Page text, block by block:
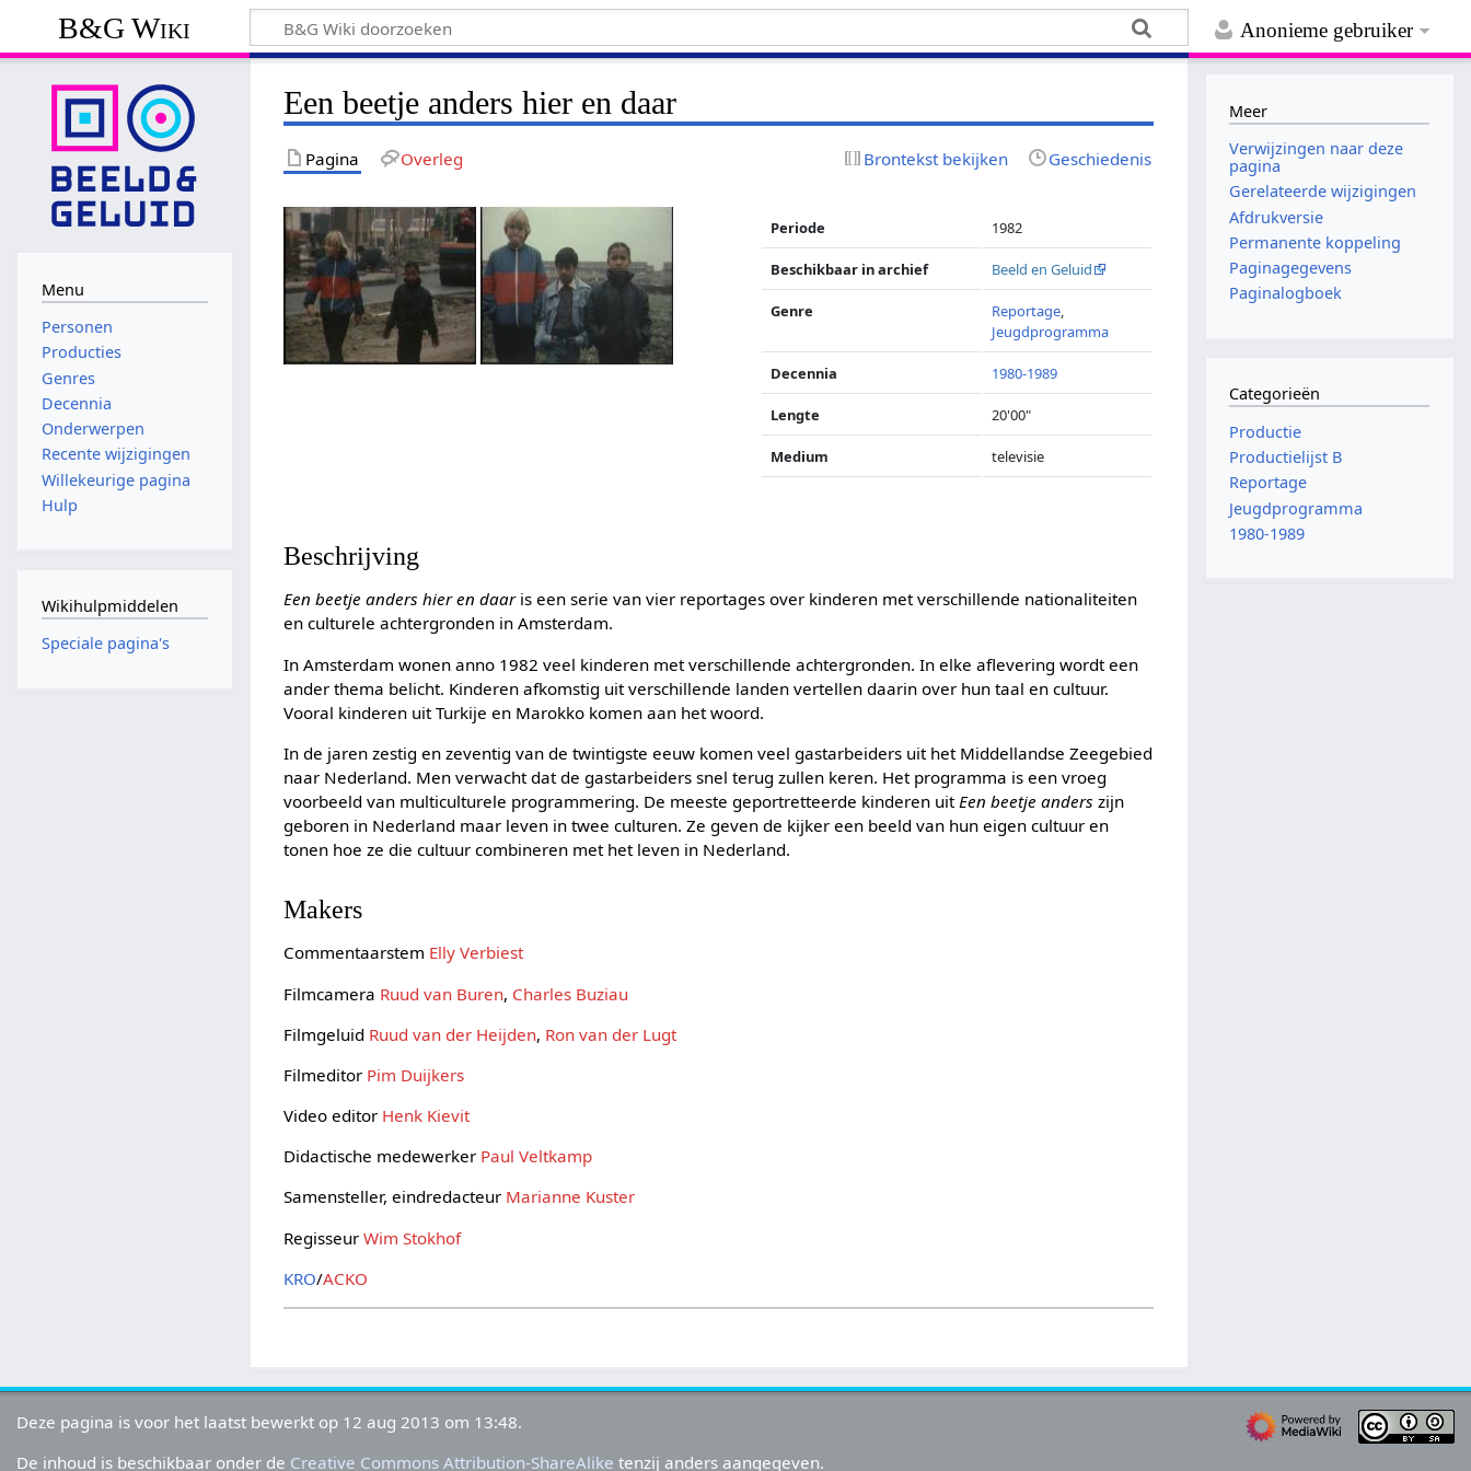
Anonieme gebruiker
B&G Wiki
Een beetje anders hier en daar
Pagina Overleg Brontekst bekijken Geschiedenis
Periode 1982
Beschikbaar in archief Beeld en Geluid
Genre Reportage,
Jeugdprogramma
Decennia 1980-1989
Lengte 20'00"
Medium televisie
Beschrijving
Een beetje anders hier en daaris een serie van vier reportages over kinderen met verschillende nationaliteiten
en culturele achtergronden in Amsterdam.
In Amsterdam wonen anno 1982 veel kinderen met verschillende achtergronden. In elke aflevering wordt een
ander thema belicht. Kinderen afkomstig uit verschillende landen vertellen daarin over hun taal en cultuur.
Vooral kinderen uit Turkije en Marokko komen aan het woord.
In de jaren zestig en zeventig van de twintigste eeuw komen veel gastarbeiders uit het Middellandse Zeegebied
naar Nederland. Men verwacht dat de gastarbeiders snel terug zullen keren. Het programma is een vroeg
voorbeeld van multiculturele programmering. De meeste geportretteerde kinderen uit Een beetje anders zijn
geboren in Nederland maar leven in twee culturen. Ze geven de kijker een beeld van hun eigen cultuur en
tonen hoe ze die cultuur combineren met het leven in Nederland.
Makers
Commentaarstem Elly Verbiest
Filmcamera Ruud van Buren, Charles Buziau
Filmgeluid Ruud van der Heijden, Ron van der Lugt
Filmeditor Pim Duijkers
Video editor Henk Kievit
Didactische medewerker Paul Veltkamp
Samensteller, eindredacteur Marianne Kuster
RegisseurWim Stokhof
KRO/ACKO
Menu
Personen
Producties
Genres
Decennia
Onderwerpen
Recente wijzigingen
Willekeurige pagina
Hulp
Wikihulpmiddelen
Speciale pagina's
Meer
Verwijzingen naar deze
pagina
Gerelateerde wijzigingen
Afdrukversie
Permanente koppeling
Paginagegevens
Paginalogboek
Categorieën
Productie
Productielijst B
Reportage
Jeugdprogramma
1980-1989
Deze pagina is voor het laatst bewerkt op 12 aug 2013 om 13:48.
De inhoud is beschikbaar onder de Creative Commons Attribution-ShareAlike tenzij anders aangegeven.